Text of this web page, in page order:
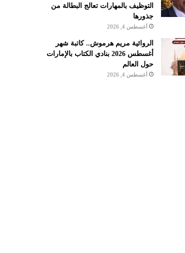
التوظيف بالمهارات تعالج البطالة من
جذورها
أغسطس 4, 2026
الروائية مريم هرموش.. كاتبة شهر
أغسطس 2026 بنادي الكتاب بالإمارات
حول العالم
أغسطس 4, 2026